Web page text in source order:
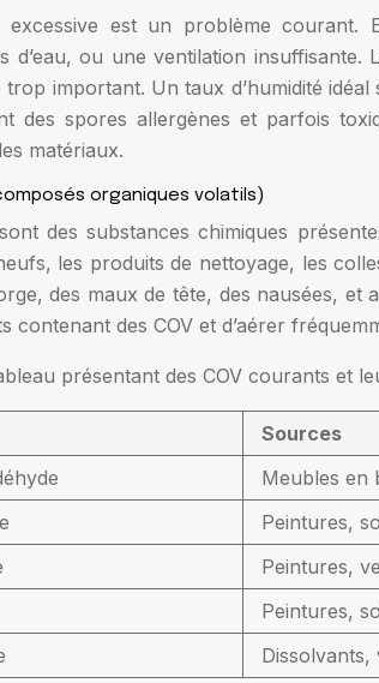
excessive est un problème
d’eau, ou une ventilation
trop important. Un taux d’humidité
des spores allergènes et parfois
matériaux.
organiques volatils)
des substances chimiques
les produits de nettoyage, les
des maux de tête, des nausées, et
contenant des COV et d’aérer
présentant des COV courants et
Sources
Meubles en
Peintures,
Peintures,
Peintures,